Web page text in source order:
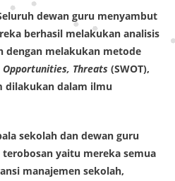
dewan guru menyambut
berhasil melakukan analisis
dengan melakukan metode
Threats (SWOT),
dilakukan dalam ilmu
sekolah dan dewan guru
yaitu mereka semua
manajemen sekolah,